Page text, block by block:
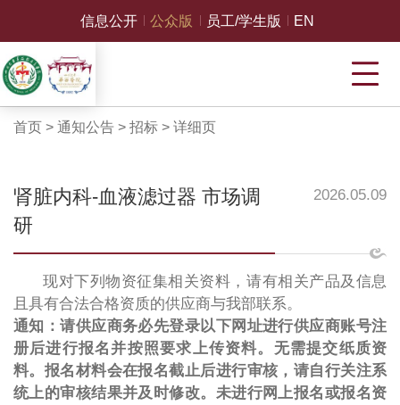
信息公开 公众版 员工/学生版 EN
首页 > 通知公告> 招标> 详细页
肾脏内科-血液滤过器 市场调
研
2026.05.09
现对下列物资征集相关资料，请有相关产品及信息
且具有合法合格资质的供应商与我部联系。
通知：请供应商务必先登录以下网址进行供应商账号注
册后进行报名并按照要求上传资料。无需提交纸质资
料。报名材料会在报名截止后进行审核，请自行关注系
统上的审核结果并及时修改。未进行网上报名或报名资